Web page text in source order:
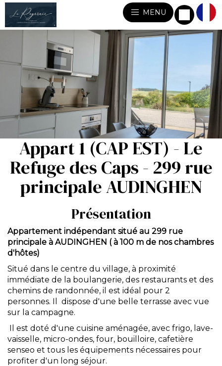
MENU
Appart 1 (CAP EST) - Le
Refuge des Caps - 299 rue
principale AUDINGHEN
Présentation
Appartement indépendant situé au 299 rue
principale à AUDINGHEN ( à 100 m de nos chambres
d'hôtes)
Situé dans le centre du village, à proximité
immédiate de la boulangerie, des restaurants et des
chemins de randonnée, il est idéal pour 2
personnes. Il dispose d'une belle terrasse avec vue
sur la campagne.
Il est doté d'une cuisine aménagée, avec frigo, lave-
vaisselle, micro-ondes, four, bouilloire, cafetière
senseo et tous les équipements nécessaires pour
profiter d'un long séjour.